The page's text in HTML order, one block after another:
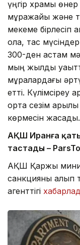
үңгір храмы
мұражайы және
мекеме бірлесіп
қола, тас
300-ден астам
мың жылдық
мұралардағы
етті. Күлімсіреу
ортақ сезім
көрмесін жасады.
АҚШ Иранға
тастады –
АҚШ Қаржы
санкцияны алып
агенттігі